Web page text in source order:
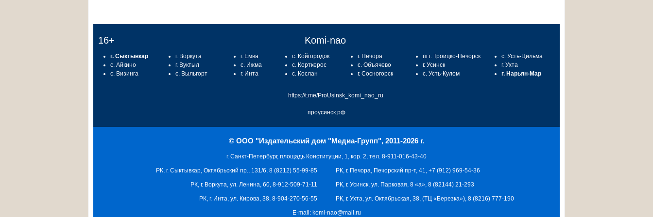
16+ Komi-nao
г. Сыктывкар
с. Айкино
с. Визинга
г. Воркута
г. Вуктыл
с. Выльгорт
г. Емва
с. Ижма
г. Инта
с. Койгородок
с. Корткерос
с. Кослан
г. Печора
с. Объячево
г. Сосногорск
пгт. Троицко-Печорск
г. Усинск
с. Усть-Кулом
с. Усть-Цильма
г. Ухта
г. Нарьян-Мар
https://t.me/ProUsinsk_komi_nao_ru
проусинск.рф
© ООО "Издательский дом "Медиа-Групп", 2011-2026 г.
г. Санкт-Петербург, площадь Конституции, 1, кор. 2, тел. 8-911-016-43-40
РК, г. Печора, Печорский пр-т, 41, +7 (912) 969-54-36
РК, г. Усинск, ул. Парковая, 8 «а», 8 (82144) 21-293
РК, г. Ухта, ул. Октябрьская, 38, (ТЦ «Березка»), 8 (8216) 777-190
РК, г. Сыктывкар, Октябрьский пр., 131/6, 8 (8212) 55-99-85
РК, г. Воркута, ул. Ленина, 60, 8-912-509-71-11
РК, г. Инта, ул. Кирова, 38, 8-904-270-56-55
E-mail: komi-nao@mail.ru